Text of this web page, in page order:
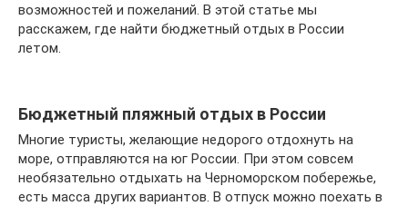
возможностей и пожеланий. В этой статье мы
расскажем, где найти бюджетный отдых в России
летом.
Бюджетный пляжный отдых в России
Многие туристы, желающие недорого отдохнуть на
море, отправляются на юг России. При этом совсем
необязательно отдыхать на Черноморском побережье,
есть масса других вариантов. В отпуск можно поехать в